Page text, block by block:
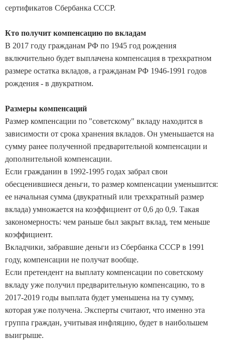
сертификатов Сбербанка СССР.
Кто получит компенсацию по вкладам
В 2017 году гражданам РФ по 1945 год рождения
включительно будет выплачена компенсация в трехкратном
размере остатка вкладов, а гражданам РФ 1946-1991 годов
рождения - в двукратном.
Размеры компенсаций
Размер компенсации по "советскому" вкладу находится в
зависимости от срока хранения вкладов. Он уменьшается на
сумму ранее полученной предварительной компенсации и
дополнительной компенсации.
Если гражданин в 1992-1995 годах забрал свои
обесценившиеся деньги, то размер компенсации уменьшится:
ее начальная сумма (двукратный или трехкратный размер
вклада) умножается на коэффициент от 0,6 до 0,9. Такая
закономерность: чем раньше был закрыт вклад, тем меньше
коэффициент.
Вкладчики, забравшие деньги из Сбербанка СССР в 1991
году, компенсации не получат вообще.
Если претендент на выплату компенсации по советскому
вкладу уже получил предварительную компенсацию, то в
2017-2019 годы выплата будет уменьшена на ту сумму,
которая уже получена. Эксперты считают, что именно эта
группа граждан, учитывая инфляцию, будет в наибольшем
выигрыше.